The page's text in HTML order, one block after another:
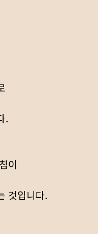
.
이
것입니다.